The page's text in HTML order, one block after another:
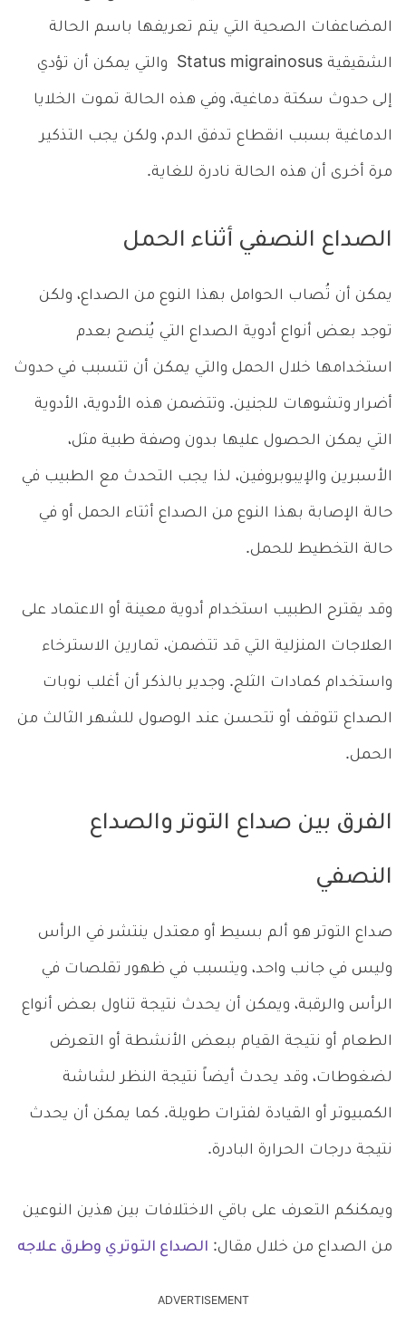
المضاعفات الصحية التي يتم تعريفها باسم الحالة
الشقيقية Status migrainosus والتي يمكن أن تؤدي
إلى حدوث سكتة دماغية، وفي هذه الحالة تموت الخلايا
الدماغية بسبب انقطاع تدفق الدم، ولكن يجب التذكير
مرة أخرى أن هذه الحالة نادرة للغاية.
الصداع النصفي أثناء الحمل
يمكن أن تُصاب الحوامل بهذا النوع من الصداع، ولكن
توجد بعض أنواع أدوية الصداع التي يُنصح بعدم
استخدامها خلال الحمل والتي يمكن أن تتسبب في حدوث
أضرار وتشوهات للجنين. وتتضمن هذه الأدوية، الأدوية
التي يمكن الحصول عليها بدون وصفة طبية مثل،
الأسبرين والإيبوبروفين، لذا يجب التحدث مع الطبيب في
حالة الإصابة بهذا النوع من الصداع أثتاء الحمل أو في
حالة التخطيط للحمل.
وقد يقترح الطبيب استخدام أدوية معينة أو الاعتماد على
العلاجات المنزلية التي قد تتضمن، تمارين الاسترخاء
واستخدام كمادات الثلج. وجدير بالذكر أن أغلب نوبات
الصداع تتوقف أو تتحسن عند الوصول للشهر الثالث من
الحمل.
الفرق بين صداع التوتر والصداع
النصفي
صداع التوتر هو ألم بسيط أو معتدل ينتشر في الرأس
وليس في جانب واحد، ويتسبب في ظهور تقلصات في
الرأس والرقبة، ويمكن أن يحدث نتيجة تناول بعض أنواع
الطعام أو نتيجة القيام ببعض الأنشطة أو التعرض
لضغوطات، وقد يحدث أيضاً نتيجة النظر لشاشة
الكمبيوتر أو القيادة لفترات طويلة. كما يمكن أن يحدث
نتيجة درجات الحرارة البادرة.
ويمكنكم التعرف على باقي الاختلافات بين هذين النوعين
من الصداع من خلال مقال: الصداع التوتري وطرق علاجه
ADVERTISEMENT